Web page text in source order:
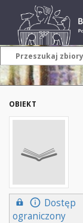
OBIEKT
Dostęp
ograniczony